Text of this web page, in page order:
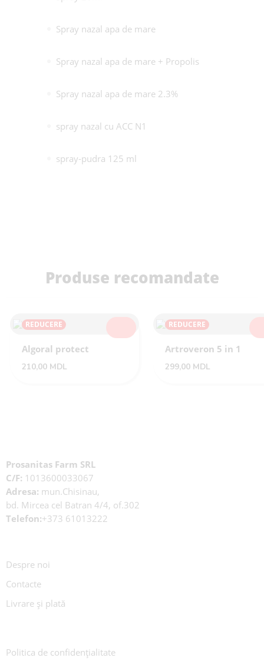
Spray nazal apa de mare
Spray nazal apa de mare + Propolis
Spray nazal apa de mare 2.3%
spray nazal cu ACC N1
spray-pudra 125 ml
Produse recomandate
REDUCERE
Algoral protect
210,00 MDL
REDUCERE
Artroveron 5 in 1
299,00 MDL
Prosanitas Farm SRL
C/F: 1013600033067
Adresa: mun.Chisinau,
bd. Mircea cel Batran 4/4, of.302
Telefon:+373 61013222
Despre noi
Contacte
Livrare și plată
Politica de confidențialitate